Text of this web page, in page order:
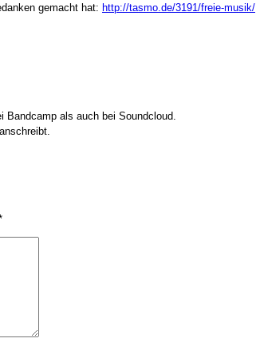
gemacht hat: http://tasmo.de/3191/freie-musik/
Bandcamp als auch bei Soundcloud.